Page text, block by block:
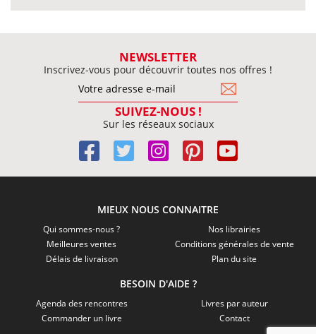
NEWSLETTER
Inscrivez-vous pour découvrir toutes nos offres !
SUIVEZ-NOUS !
Sur les réseaux sociaux
MIEUX NOUS CONNAITRE
Qui sommes-nous ?
Meilleures ventes
Délais de livraison
Nos librairies
Conditions générales de vente
Plan du site
BESOIN D'AIDE ?
Agenda des rencontres
Commander un livre
Livres par auteur
Contact